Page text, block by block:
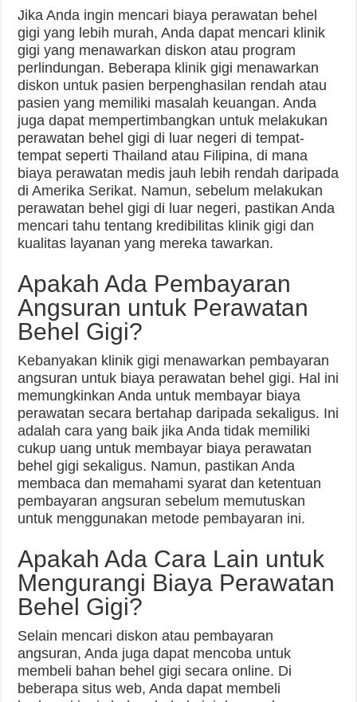
Jika Anda ingin mencari biaya perawatan behel
gigi yang lebih murah, Anda dapat mencari klinik
gigi yang menawarkan diskon atau program
perlindungan. Beberapa klinik gigi menawarkan
diskon untuk pasien berpenghasilan rendah atau
pasien yang memiliki masalah keuangan. Anda
juga dapat mempertimbangkan untuk melakukan
perawatan behel gigi di luar negeri di tempat-
tempat seperti Thailand atau Filipina, di mana
biaya perawatan medis jauh lebih rendah daripada
di Amerika Serikat. Namun, sebelum melakukan
perawatan behel gigi di luar negeri, pastikan Anda
mencari tahu tentang kredibilitas klinik gigi dan
kualitas layanan yang mereka tawarkan.
Apakah Ada Pembayaran
Angsuran untuk Perawatan
Behel Gigi?
Kebanyakan klinik gigi menawarkan pembayaran
angsuran untuk biaya perawatan behel gigi. Hal ini
memungkinkan Anda untuk membayar biaya
perawatan secara bertahap daripada sekaligus. Ini
adalah cara yang baik jika Anda tidak memiliki
cukup uang untuk membayar biaya perawatan
behel gigi sekaligus. Namun, pastikan Anda
membaca dan memahami syarat dan ketentuan
pembayaran angsuran sebelum memutuskan
untuk menggunakan metode pembayaran ini.
Apakah Ada Cara Lain untuk
Mengurangi Biaya Perawatan
Behel Gigi?
Selain mencari diskon atau pembayaran
angsuran, Anda juga dapat mencoba untuk
membeli bahan behel gigi secara online. Di
beberapa situs web, Anda dapat membeli